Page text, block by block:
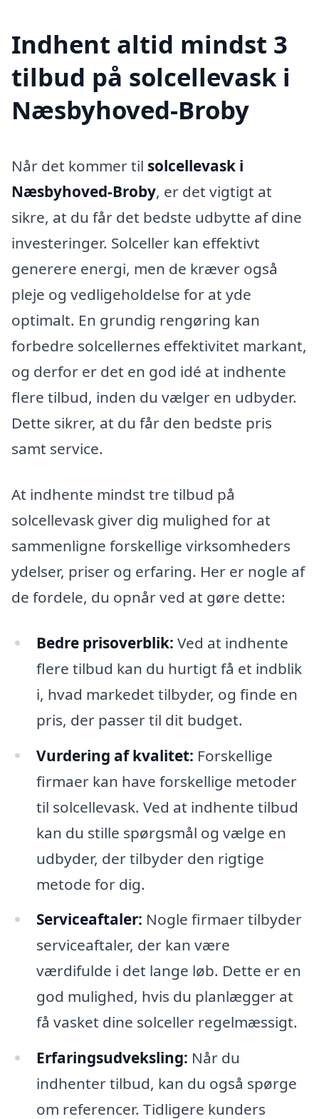
Indhent altid mindst 3
tilbud på solcellevask i
Næsbyhoved-Broby
Når det kommer til solcellevask i
Næsbyhoved-Broby, er det vigtigt at
sikre, at du får det bedste udbytte af dine
investeringer. Solceller kan effektivt
generere energi, men de kræver også
pleje og vedligeholdelse for at yde
optimalt. En grundig rengøring kan
forbedre solcellernes effektivitet markant,
og derfor er det en god idé at indhente
flere tilbud, inden du vælger en udbyder.
Dette sikrer, at du får den bedste pris
samt service.
At indhente mindst tre tilbud på
solcellevask giver dig mulighed for at
sammenligne forskellige virksomheders
ydelser, priser og erfaring. Her er nogle af
de fordele, du opnår ved at gøre dette:
Bedre prisoverblik: Ved at indhente
flere tilbud kan du hurtigt få et indblik
i, hvad markedet tilbyder, og finde en
pris, der passer til dit budget.
Vurdering af kvalitet: Forskellige
firmaer kan have forskellige metoder
til solcellevask. Ved at indhente tilbud
kan du stille spørgsmål og vælge en
udbyder, der tilbyder den rigtige
metode for dig.
Serviceaftaler: Nogle firmaer tilbyder
serviceaftaler, der kan være
værdifulde i det lange løb. Dette er en
god mulighed, hvis du planlægger at
få vasket dine solceller regelmæssigt.
Erfaringsudveksling: Når du
indhenter tilbud, kan du også spørge
om referencer. Tidligere kunders